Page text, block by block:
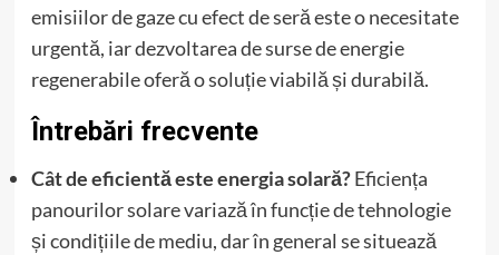
emisiilor de gaze cu efect de seră este o necesitate
urgentă, iar dezvoltarea de surse de energie
regenerabile oferă o soluție viabilă și durabilă.
Întrebări frecvente
Cât de eficientă este energia solară?Eficiența
panourilor solare variază în funcție de tehnologie
și condițiile de mediu, dar în general se situează